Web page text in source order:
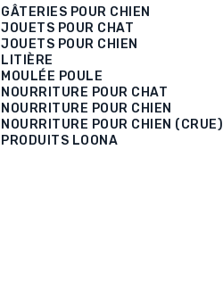
GÂTERIES POUR CHIEN
JOUETS POUR CHAT
JOUETS POUR CHIEN
LITIÈRE
MOULÉE POULE
NOURRITURE POUR CHAT
NOURRITURE POUR CHIEN
NOURRITURE POUR CHIEN (CRUE)
PRODUITS LOONA